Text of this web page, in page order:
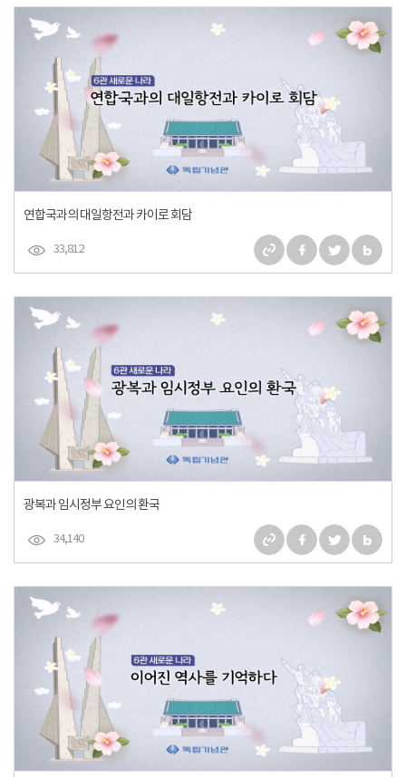
연합국과의 대일항전과 카이로 회담
33,812
광복과 임시정부 요인의 환국
34,140